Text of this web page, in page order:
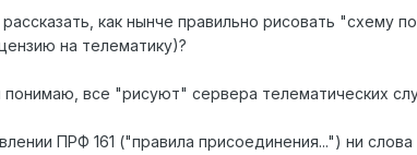
как нынче правильно рисовать "схему
на телематику)?
понимаю, все "рисуют" сервера телематических
ПРФ 161 ("правила присоединения...") ни